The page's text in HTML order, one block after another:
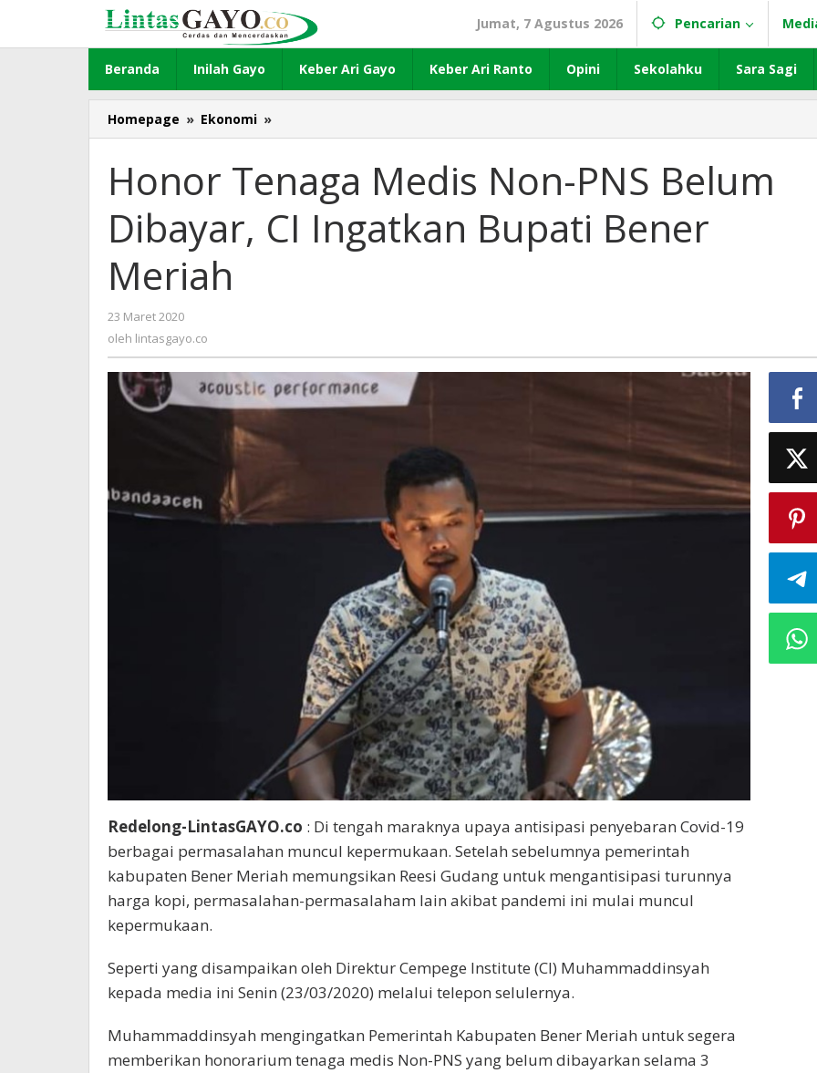
konten
Jumat, 7 Agustus 2026 Pencarian
Beranda Inilah Gayo Keber Ari Gayo Keber Ari Ranto Opini Sekolahku Sara Sagi
Homepage » Ekonomi »
Tenaga
Non-
PNS
Belum
Dibayar,
Honor Tenaga Medis Non-PNS Belum
Dibayar, CI Ingatkan Bupati Bener
Meriah
23 Maret 2020
lintasgayo.co
oleh lintasgayo.co
Redelong-LintasGAYO.co : Di tengah maraknya upaya antisipasi penyebaran Covid-19
berbagai permasalahan muncul kepermukaan. Setelah sebelumnya pemerintah
kabupaten Bener Meriah memungsikan Reesi Gudang untuk mengantisipasi turunnya
harga kopi, permasalahan-permasalaham lain akibat pandemi ini mulai muncul
kepermukaan.
Seperti yang disampaikan oleh Direktur Cempege Institute (CI) Muhammaddinsyah
kepada media ini Senin (23/03/2020) melalui telepon selulernya.
Muhammaddinsyah mengingatkan Pemerintah Kabupaten Bener Meriah untuk segera
memberikan honorarium tenaga medis Non-PNS yang belum dibayarkan selama 3